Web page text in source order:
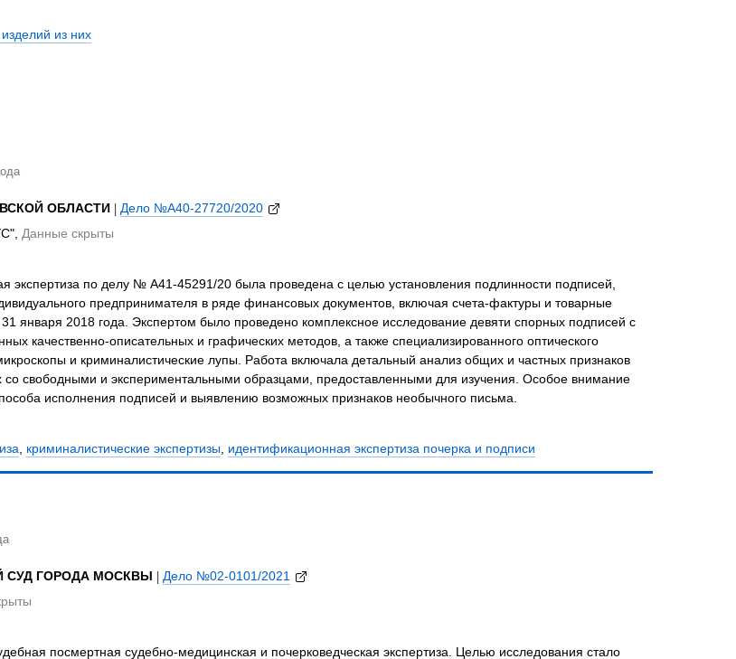
из них
ОБЛАСТИ | Дело №А40-27720/2020
Данные скрыты
экспертиза по делу № А41-45291/20 была проведена с целью установления подлинности подписей,
предпринимателя в ряде финансовых документов, включая счета-фактуры и товарные
января 2018 года. Экспертом было проведено комплексное исследование девяти спорных подписей с
качественно-описательных и графических методов, а также специализированного оптического
и криминалистические лупы. Работа включала детальный анализ общих и частных признаков
со свободными и экспериментальными образцами, предоставленными для изучения. Особое внимание
исполнения подписей и выявлению возможных признаков необычного письма.
, криминалистические экспертизы, идентификационная экспертиза почерка и подписи
СУД ГОРОДА МОСКВЫ | Дело №02-0101/2021
посмертная судебно-медицинская и почерковедческая экспертиза. Целью исследования стало